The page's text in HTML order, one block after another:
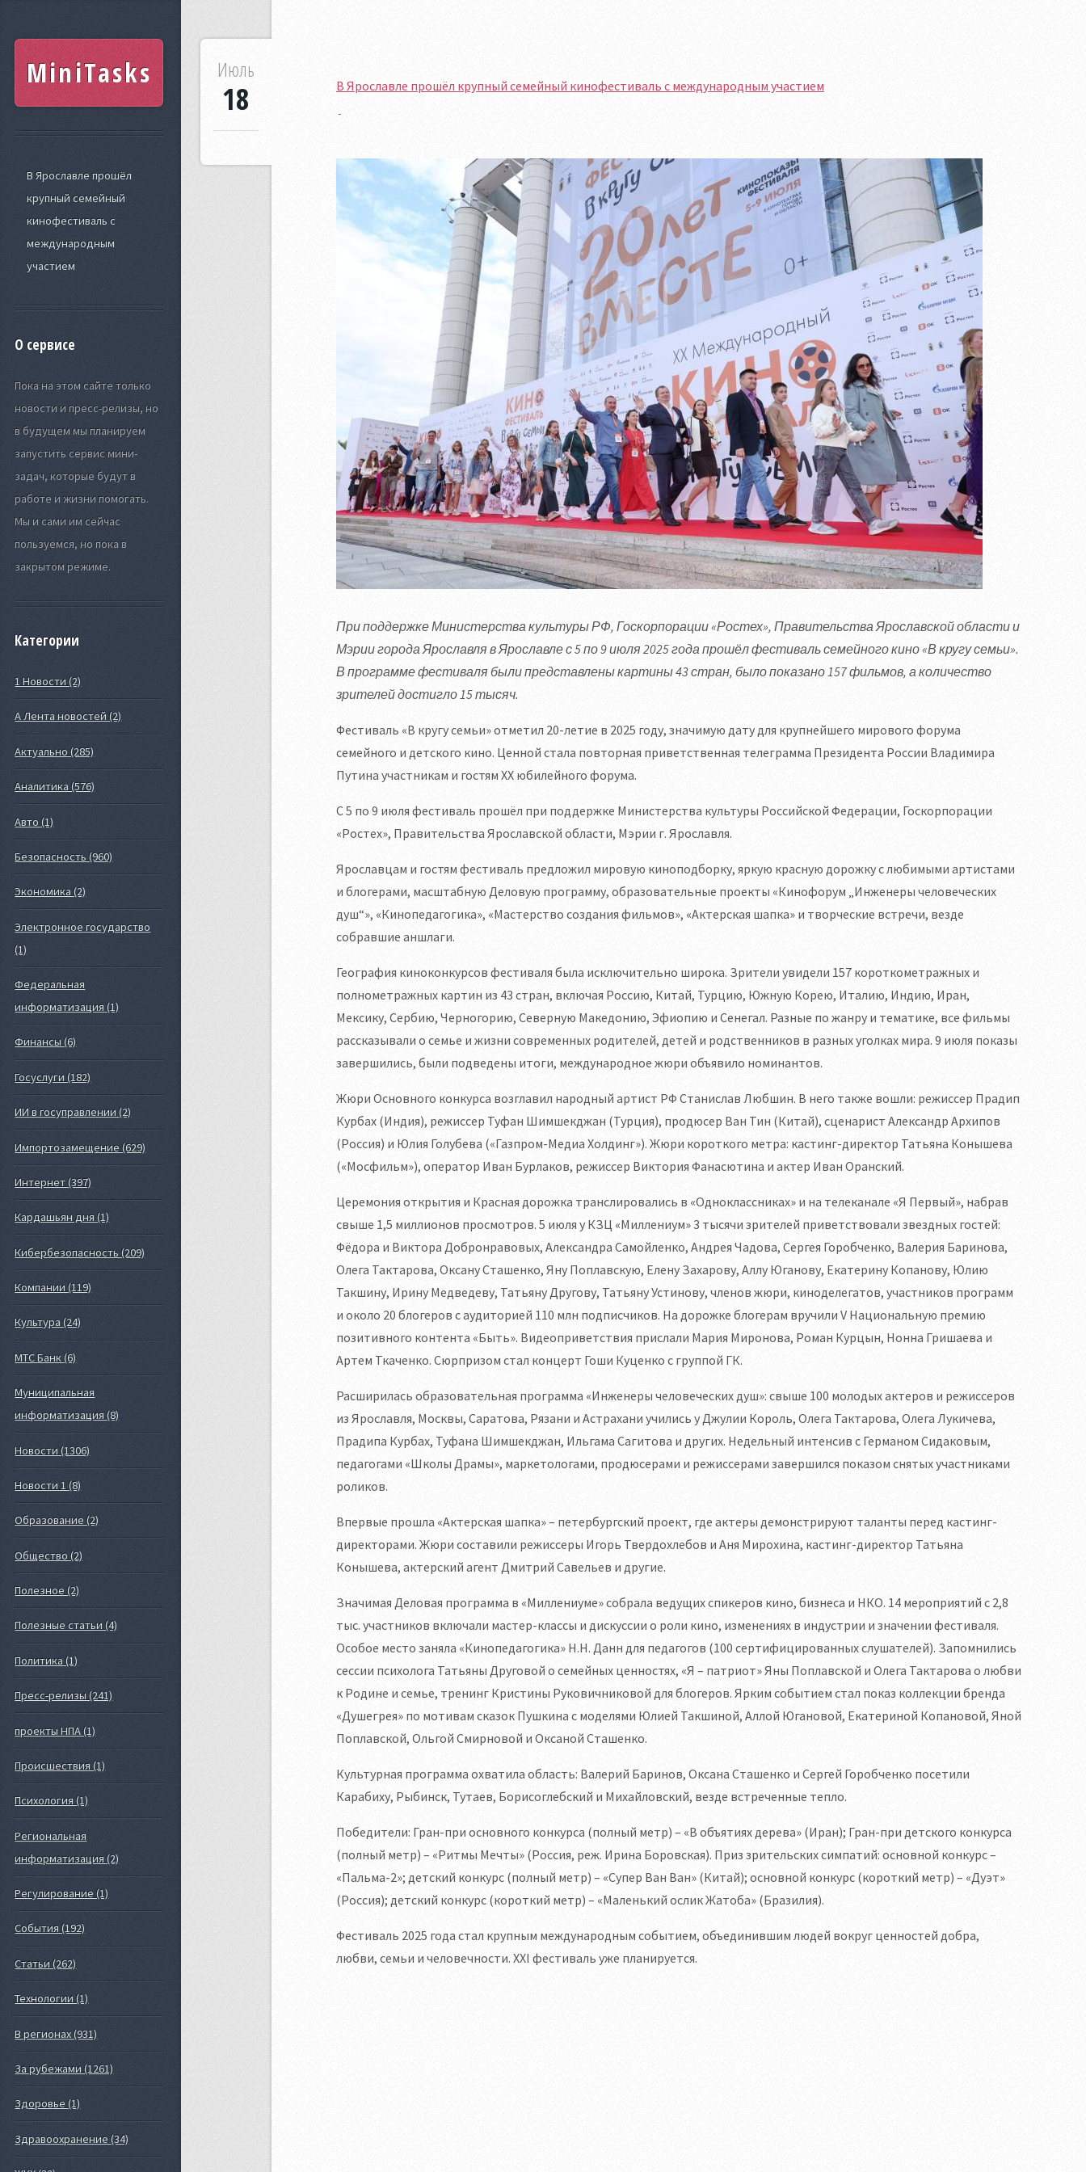
MiniTasks
В Ярославле прошёл
крупный семейный
кинофестиваль с
международным
участием
О сервисе
Пока на этом сайте только
новости и пресс-релизы, но
в будущем мы планируем
запустить сервис мини-
задач, которые будут в
работе и жизни помогать.
Мы и сами им сейчас
пользуемся, но пока в
закрытом режиме.
Категории
1 Новости (2)
А Лента новостей (2)
Актуально (285)
Аналитика (576)
Авто (1)
Безопасность (960)
Экономика (2)
Электронное государство
(1)
Федеральная
информатизация (1)
Финансы (6)
Госуслуги (182)
ИИ в госуправлении (2)
Импортозамещение (629)
Интернет (397)
Кардашьян дня (1)
Кибербезопасность (209)
Компании (119)
Культура (24)
МТС Банк (6)
Муниципальная
информатизация (8)
Новости (1306)
Новости 1 (8)
Образование (2)
Общество (2)
Полезное (2)
Полезные статьи (4)
Политика (1)
Пресс-релизы (241)
проекты НПА (1)
Происшествия (1)
Психология (1)
Региональная
информатизация (2)
Регулирование (1)
События (192)
Статьи (262)
Технологии (1)
В регионах (931)
За рубежами (1261)
Здоровье (1)
Здравоохранение (34)
В Ярославле прошёл крупный семейный кинофестиваль с международным участием
Июль
18
При поддержке Министерства культуры РФ, Госкорпорации «Ростех», Правительства Ярославской области и
Мэрии города Ярославля в Ярославле с 5 по 9 июля 2025 года прошёл фестиваль семейного кино «В кругу семьи».
В программе фестиваля были представлены картины 43 стран, было показано 157 фильмов, а количество
зрителей достигло 15 тысяч.
Фестиваль «В кругу семьи» отметил 20-летие в 2025 году, значимую дату для крупнейшего мирового форума
семейного и детского кино. Ценной стала повторная приветственная телеграмма Президента России Владимира
Путина участникам и гостям XX юбилейного форума.
С 5 по 9 июля фестиваль прошёл при поддержке Министерства культуры Российской Федерации, Госкорпорации
«Ростех», Правительства Ярославской области, Мэрии г. Ярославля.
Ярославцам и гостям фестиваль предложил мировую киноподборку, яркую красную дорожку с любимыми артистами
и блогерами, масштабную Деловую программу, образовательные проекты «Кинофорум „Инженеры человеческих
душ“», «Кинопедагогика», «Мастерство создания фильмов», «Актерская шапка» и творческие встречи, везде
собравшие аншлаги.
География киноконкурсов фестиваля была исключительно широка. Зрители увидели 157 короткометражных и
полнометражных картин из 43 стран, включая Россию, Китай, Турцию, Южную Корею, Италию, Индию, Иран,
Мексику, Сербию, Черногорию, Северную Македонию, Эфиопию и Сенегал. Разные по жанру и тематике, все фильмы
рассказывали о семье и жизни современных родителей, детей и родственников в разных уголках мира. 9 июля показы
завершились, были подведены итоги, международное жюри объявило номинантов.
Жюри Основного конкурса возглавил народный артист РФ Станислав Любшин. В него также вошли: режиссер Прадип
Курбах (Индия), режиссер Туфан Шимшекджан (Турция), продюсер Ван Тин (Китай), сценарист Александр Архипов
(Россия) и Юлия Голубева («Газпром-Медиа Холдинг»). Жюри короткого метра: кастинг-директор Татьяна Конышева
(«Мосфильм»), оператор Иван Бурлаков, режиссер Виктория Фанасютина и актер Иван Оранский.
Церемония открытия и Красная дорожка транслировались в «Одноклассниках» и на телеканале «Я Первый», набрав
свыше 1,5 миллионов просмотров. 5 июля у КЗЦ «Миллениум» 3 тысячи зрителей приветствовали звездных гостей:
Фёдора и Виктора Добронравовых, Александра Самойленко, Андрея Чадова, Сергея Горобченко, Валерия Баринова,
Олега Тактарова, Оксану Сташенко, Яну Поплавскую, Елену Захарову, Аллу Юганову, Екатерину Копанову, Юлию
Такшину, Ирину Медведеву, Татьяну Другову, Татьяну Устинову, членов жюри, киноделегатов, участников программ
и около 20 блогеров с аудиторией 110 млн подписчиков. На дорожке блогерам вручили V Национальную премию
позитивного контента «Быть». Видеоприветствия прислали Мария Миронова, Роман Курцын, Нонна Гришаева и
Артем Ткаченко. Сюрпризом стал концерт Гоши Куценко с группой ГК.
Расширилась образовательная программа «Инженеры человеческих душ»: свыше 100 молодых актеров и режиссеров
из Ярославля, Москвы, Саратова, Рязани и Астрахани учились у Джулии Король, Олега Тактарова, Олега Лукичева,
Прадипа Курбах, Туфана Шимшекджан, Ильгама Сагитова и других. Недельный интенсив с Германом Сидаковым,
педагогами «Школы Драмы», маркетологами, продюсерами и режиссерами завершился показом снятых участниками
роликов.
Впервые прошла «Актерская шапка» – петербургский проект, где актеры демонстрируют таланты перед кастинг-
директорами. Жюри составили режиссеры Игорь Твердохлебов и Аня Мирохина, кастинг-директор Татьяна
Конышева, актерский агент Дмитрий Савельев и другие.
Значимая Деловая программа в «Миллениуме» собрала ведущих спикеров кино, бизнеса и НКО. 14 мероприятий с 2,8
тыс. участников включали мастер-классы и дискуссии о роли кино, изменениях в индустрии и значении фестиваля.
Особое место заняла «Кинопедагогика» Н.Н. Данн для педагогов (100 сертифицированных слушателей). Запомнились
сессии психолога Татьяны Друговой о семейных ценностях, «Я – патриот» Яны Поплавской и Олега Тактарова о любви
к Родине и семье, тренинг Кристины Руковичниковой для блогеров. Ярким событием стал показ коллекции бренда
«Душегрея» по мотивам сказок Пушкина с моделями Юлией Такшиной, Аллой Югановой, Екатериной Копановой, Яной
Поплавской, Ольгой Смирновой и Оксаной Сташенко.
Культурная программа охватила область: Валерий Баринов, Оксана Сташенко и Сергей Горобченко посетили
Карабиху, Рыбинск, Тутаев, Борисоглебский и Михайловский, везде встреченные тепло.
Победители: Гран-при основного конкурса (полный метр) – «В объятиях дерева» (Иран); Гран-при детского конкурса
(полный метр) – «Ритмы Мечты» (Россия, реж. Ирина Боровская). Приз зрительских симпатий: основной конкурс –
«Пальма-2»; детский конкурс (полный метр) – «Супер Ван Ван» (Китай); основной конкурс (короткий метр) – «Дуэт»
(Россия); детский конкурс (короткий метр) – «Маленький ослик Жатоба» (Бразилия).
Фестиваль 2025 года стал крупным международным событием, объединившим людей вокруг ценностей добра,
любви, семьи и человечности. XXI фестиваль уже планируется.